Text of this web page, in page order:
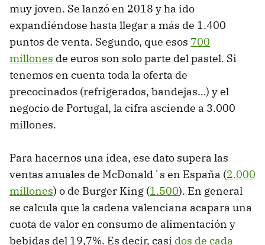
muy joven. Se lanzó en 2018 y ha ido
expandiéndose hasta llegar a más de 1.400
puntos de venta. Segundo, que esos 700
millones de euros son solo parte del pastel. Si
tenemos en cuenta toda la oferta de
precocinados (refrigerados, bandejas…) y el
negocio de Portugal, la cifra asciende a 3.000
millones.
Para hacernos una idea, ese dato supera las
ventas anuales de McDonald´s en España (2.000
millones) o de Burger King (1.500). En general
se calcula que la cadena valenciana acapara una
cuota de valor en consumo de alimentación y
bebidas del 19,7%. Es decir, casi dos de cada